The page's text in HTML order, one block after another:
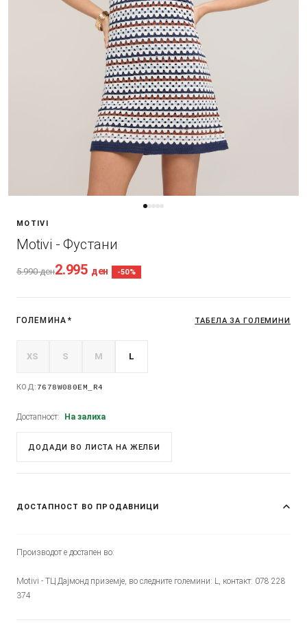
MOTIVI
Motivi - Фустани
5.990ден2.995 ден -50%
ГОЛЕМИНА * ТАБЕЛА ЗА ГОЛЕМИНИ
XS S M L
КОД:7678W080EM_R4
Достапност: На залиха
ДОДАДИ ВО ЛИСТА НА ЖЕЛБИ
ДОСТАПНОСТ ВО ПРОДАВНИЦИ
Производот е достапен во:
Motivi - ТЦ Дајмонд приземје, во следните големини: L, контакт: 078 228
374